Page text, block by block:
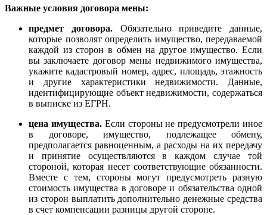
Важные условия договора мены:
предмет договора. Обязательно приведите данные,
которые позволят определить имущество, передаваемой
каждой из сторон в обмен на другое имущество. Если
вы заключаете договор мены недвижимого имущества,
укажите кадастровый номер, адрес, площадь, этажность
и другие характеристики недвижимости. Данные,
идентифицирующие объект недвижимости, содержаться
в выписке из ЕГРН.
цена имущества. Если стороны не предусмотрели иное
в договоре, имущество, подлежащее обмену,
предполагается равноценным, а расходы на их передачу
и принятие осуществляются в каждом случае той
стороной, которая несет соответствующие обязанности.
Вместе с тем, стороны могут предусмотреть разную
стоимость имущества в договоре и обязательства одной
из сторон выплатить дополнительно денежные средства
в счет компенсации разницы другой стороне.